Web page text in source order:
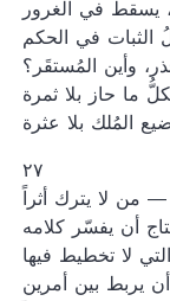
يسقط في الغرور
في الحكم
وأين المُستقَر؟
ما حاز بلا ثمرة
المُلك بلا عثرة
٢٧
من لا يترك أثراً
أن يفسّر كلامه
لا تخطيط فيها
يربط بين أمرين